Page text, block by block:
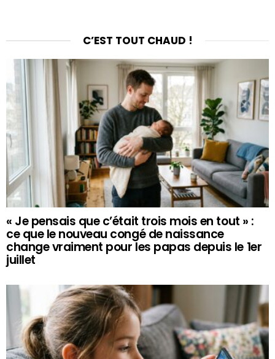
C’EST TOUT CHAUD !
« Je pensais que c’était trois mois en tout » :
ce que le nouveau congé de naissance
change vraiment pour les papas depuis le 1er
juillet